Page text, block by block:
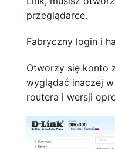
przeglądarce.
Fabryczny login i
Otworzy się konto
wyglądać inaczej
routera i wersji